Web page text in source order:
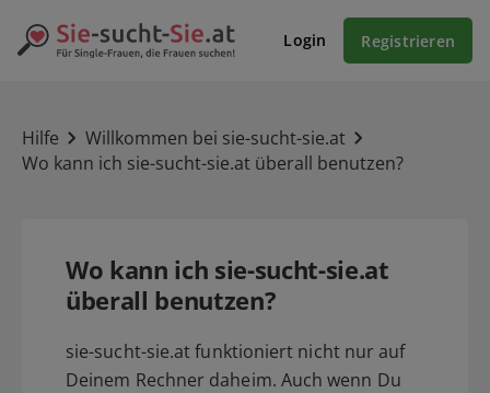
Login Registrieren
Hilfe
Willkommen bei sie-sucht-sie.at
Wo kann ich sie-sucht-sie.at überall benutzen?
Wo kann ich sie-sucht-sie.at
überall benutzen?
sie-sucht-sie.at funktioniert nicht nur auf
Deinem Rechner daheim. Auch wenn Du